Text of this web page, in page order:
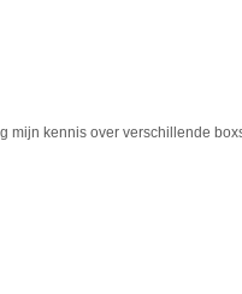
mijn kennis over verschillende